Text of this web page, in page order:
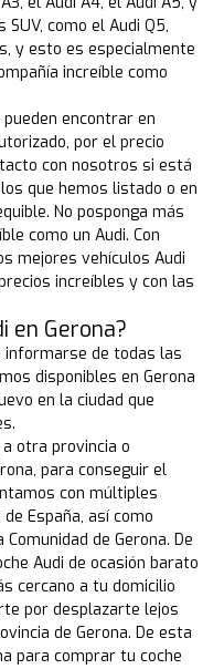
como el Audi Q5,
y esto es especialmente
increíble como
encontrar en
por el precio
con nosotros si está
que hemos listado o en
No posponga más
como un Audi. Con
mejores vehículos Audi
increíbles y con las
en Gerona?
informarse de todas las
disponibles en Gerona
en la ciudad que
otra provincia o
para conseguir el
con múltiples
España, así como
de Gerona. De
Audi de ocasión barato
cercano a tu domicilio
por desplazarte lejos
de Gerona. De esta
para comprar tu coche